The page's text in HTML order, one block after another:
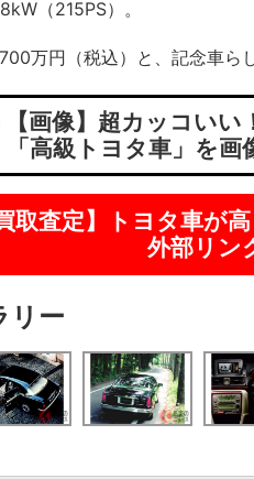
（215PS）。
万円（税込）と、記念車ら
【画像】超カッコいい
「高級トヨタ車」を画
取査定】トヨタ車が
外部リン
リー